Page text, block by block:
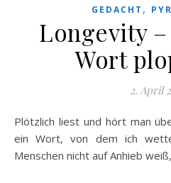
GEDACHT ,
Longevity
Wort
2. April
Plötzlich liest und hört man überall von Longevity. Wieder
ein Wort, von dem ich
Menschen nicht auf Anhieb